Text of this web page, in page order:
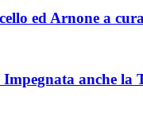
ed Arnone a
anche la